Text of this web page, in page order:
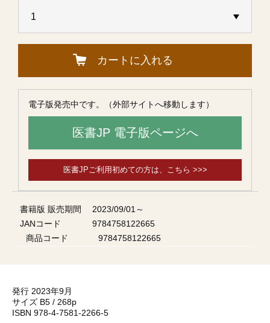
カートに入れる
電子版発売中です。（外部サイトへ移動します）
医書JP 電子版ページへ
医書JPご利用初めての方は、こちら >>>
書籍版 販売期間
2023/09/01～
JANコード
9784758122665
商品コード
9784758122665
発行 2023年9月
サイズ B5 / 268p
ISBN 978-4-7581-2266-5